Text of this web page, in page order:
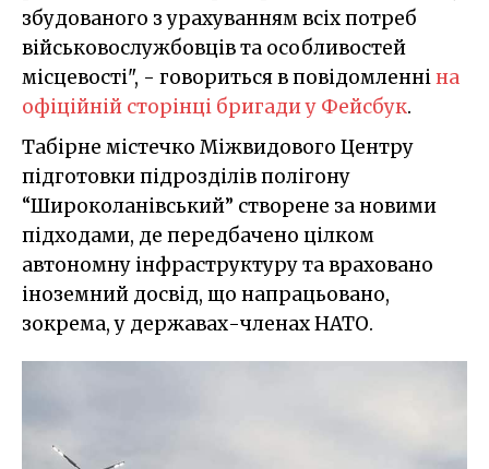
збудованого з урахуванням всіх потреб
військовослужбовців та особливостей
місцевості", - говориться в повідомленніна
офіційній сторінці бригади у Фейсбук.
Табірне містечко Міжвидового Центру
підготовки підрозділів полігону
“Широколанівський” створене за новими
підходами, де передбачено цілком
автономну інфраструктуру та враховано
іноземний досвід, що напрацьовано,
зокрема, у державах-членах НАТО.